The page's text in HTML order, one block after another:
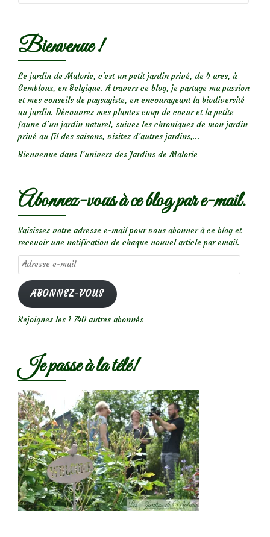
Bienvenue !
Le jardin de Malorie, c'est un petit jardin privé, de 4 ares, à
Gembloux, en Belgique. A travers ce blog, je partage ma passion
et mes conseils de paysagiste, en encourageant la biodiversité
au jardin. Découvrez mes plantes coup de coeur et la petite
faune d’un jardin naturel, suivez les chroniques de mon jardin
privé au fil des saisons, visitez d’autres jardins,...
Bienvenue dans l’univers des Jardins de Malorie
Abonnez-vous à ce blog par e-mail.
Saisissez votre adresse e-mail pour vous abonner à ce blog et
recevoir une notification de chaque nouvel article par email.
Adresse
e-
mail
ABONNEZ-VOUS
Rejoignez les 1 740 autres abonnés
Je passe à la télé!